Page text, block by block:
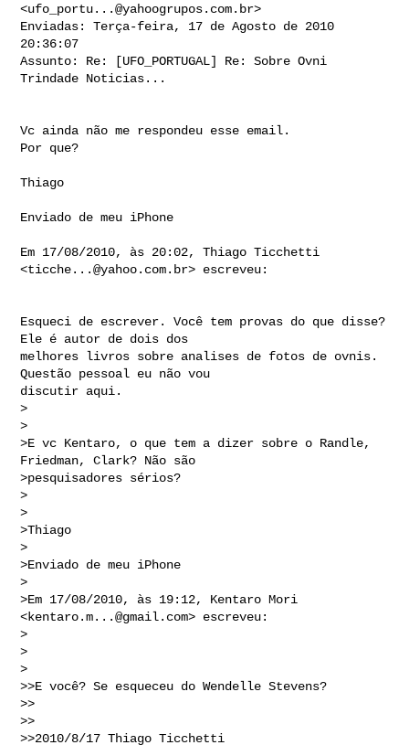
<ufo_portu...@yahoogrupos.com.br>
Enviadas: Terça-feira, 17 de Agosto de 2010
20:36:07
Assunto: Re: [UFO_PORTUGAL] Re: Sobre Ovni
Trindade Noticias...
Vc ainda não me respondeu esse email.
Por que?
Thiago
Enviado de meu iPhone
Em 17/08/2010, às 20:02, Thiago Ticchetti
<ticche...@yahoo.com.br> escreveu:
Esqueci de escrever. Você tem provas do que disse?
Ele é autor de dois dos
melhores livros sobre analises de fotos de ovnis.
Questão pessoal eu não vou
discutir aqui.
>
>
>E vc Kentaro, o que tem a dizer sobre o Randle,
Friedman, Clark? Não são
>pesquisadores sérios?
>
>
>Thiago
>
>Enviado de meu iPhone
>
>Em 17/08/2010, às 19:12, Kentaro Mori
<kentaro.m...@gmail.com> escreveu:
>
>
>
>>E você? Se esqueceu do Wendelle Stevens?
>>
>>
>>2010/8/17 Thiago Ticchetti